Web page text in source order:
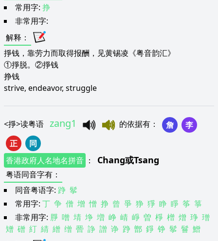
常用字: 挣
非常用字:
解释 ：
掙钱，靠劳力而取得报酬，见黄锡凌《粤音韵汇》
①掙脱。②掙钱
挣钱
strive, endeavor, struggle
<掙>读粤语 zang1 的依据有 ： 詹
李
正
同
香港政府人名地名拼音 ： Chang或Tsang
粤语同音字有 ：
同音粤语字: 踭 鬇
常用字: 丁 争 僧 增 憎 挣 曾 爭 狰 猙 睁 睜 筝 箏
非常用字: 㬹 噌 埥 埩 増 峥 崝 崢 曽 棦 橧 熷 琤 璔
矰 磳 糽 綪 繒 缯 罾 諍 譄 诤 踭 鄫 錚 铮 鬇 鬙 鱛